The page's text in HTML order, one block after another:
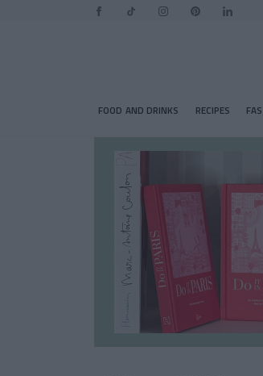
FOOD AND DRINKS RECIPES